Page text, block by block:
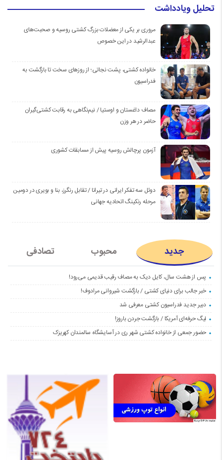
تحلیل ویادداشت
مروری بر یکی از معضلات بزرگ کشتی روسیه و صحبت‌های
عبدالرشید در این خصوص
خانواده کشتی، پشت نجاتی؛ از روزهای سخت تا بازگشت به
فدراسیون
مصاف داغستان و اوستیا / نیم‌نگاهی به رقابت کشتی‌گیران
حاضر در هر وزن
آزمون پرچالش روسیه پیش از مسابقات کشوری
دوئل سه تفکر ایرانی در تیرانا / تقابل رنگرز، بنا و بویری در دومین
مرحله رنکینگ اتحادیه جهانی
جدید محبوب تصادفی
پس از هشت سال، کایل دیک به مصاف رقیب قدیمی می‌رود!
خبر جالب برای دنیای کشتی / بازگشت شیروانی مرادوف!
دبیر جدید فدراسیون کشتی معرفی شد
لیگ حرفه‌ای آمریکا / بازگشت جردن باروز!
حضور جمعی از خانواده کشتی شهر ری در آسایشگاه سالمندان کهریزک